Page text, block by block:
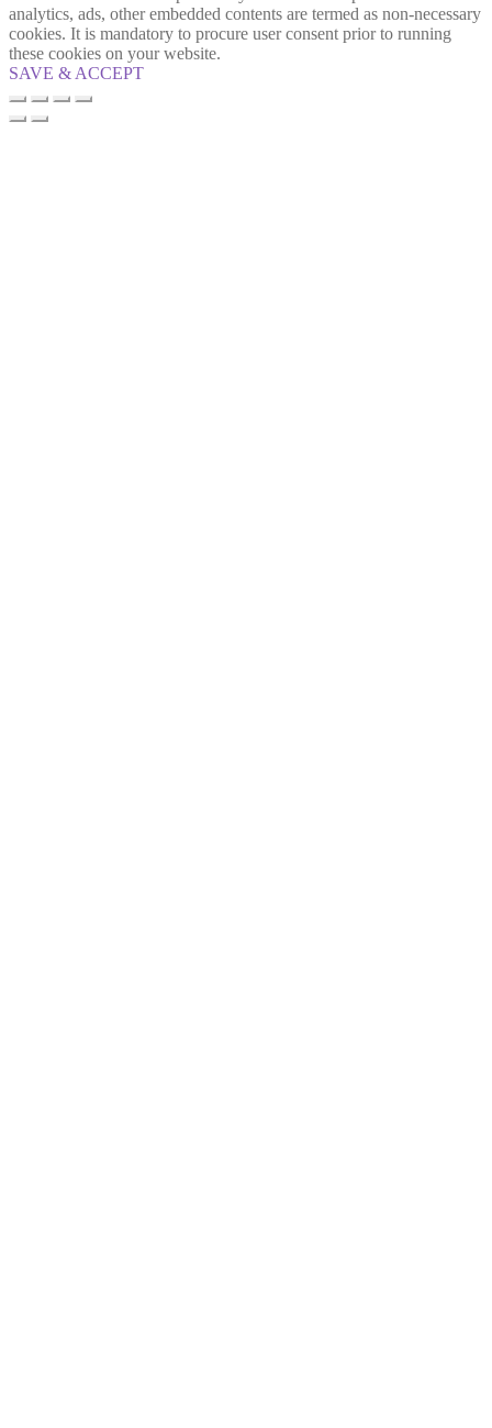
analytics, ads, other embedded contents are termed as non-necessary
cookies. It is mandatory to procure user consent prior to running
these cookies on your website.
SAVE & ACCEPT